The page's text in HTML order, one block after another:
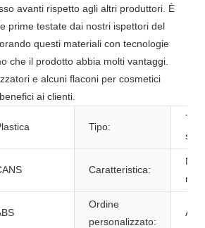
avanti rispetto agli altri produttori. È
prime testate dai nostri ispettori del
questi materiali con tecnologie
che il prodotto abbia molti vantaggi.
e alcuni flaconi per cosmetici
ai clienti.
Tipo:
Caratteristica:
Non
Ordine
personalizzato: